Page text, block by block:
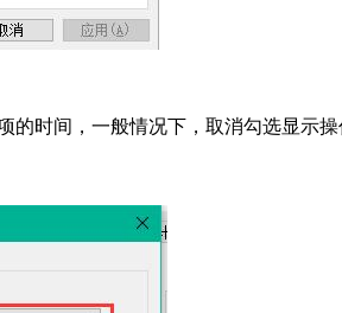
时间，一般情况下，取消勾选显示